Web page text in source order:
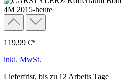
119,99 €*
inkl. MwSt.
Lieferfrist, bis zu 12 Arbeits Tage